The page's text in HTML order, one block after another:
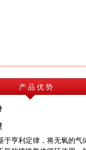
产 品 优 势
于亨利定律，将无氧的